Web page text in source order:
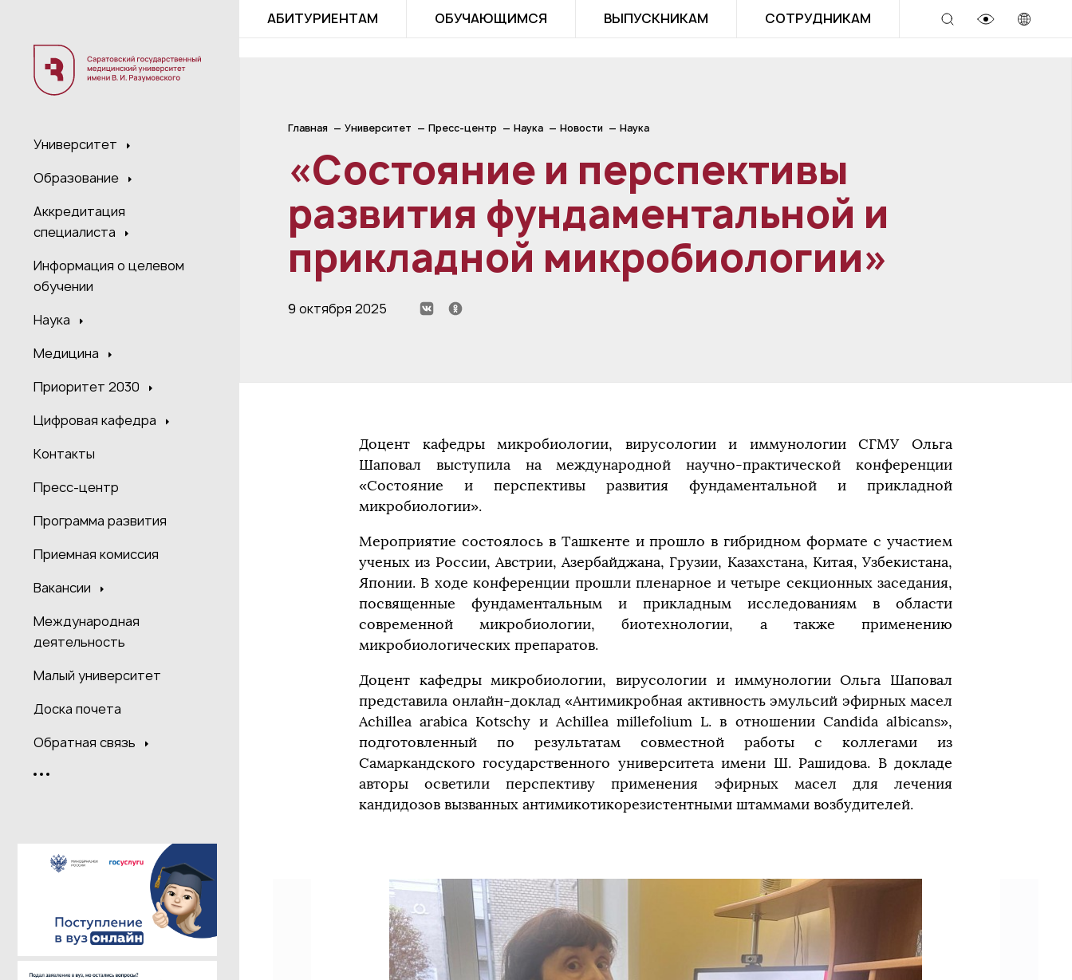
Университет
Образование
Аккредитация
специалиста
Информация о целевом
обучении
Наука
Медицина
Приоритет 2030
Цифровая кафедра
Контакты
Пресс-центр
Программа развития
Приемная комиссия
Вакансии
Международная
деятельность
Малый университет
Доска почета
Обратная связь
АБИТУРИЕНТАМ ОБУЧАЮЩИМСЯ ВЫПУСКНИКАМ СОТРУДНИКАМ
Главная Университет Пресс-центр Наука Новости Наука
«Состояние и перспективы
развития фундаментальной и
прикладной микробиологии»
9 октября 2025
Доцент кафедры микробиологии, вирусологии и иммунологии СГМУ Ольга
Шаповал выступила на международной научно-практической конференции
«Состояние и перспективы развития фундаментальной и прикладной
микробиологии».
Мероприятие состоялось в Ташкенте и прошло в гибридном формате с участием
ученых из России, Австрии, Азербайджана, Грузии, Казахстана, Китая, Узбекистана,
Японии. В ходе конференции прошли пленарное и четыре секционных заседания,
посвященные фундаментальным и прикладным исследованиям в области
современной микробиологии, биотехнологии, а также применению
микробиологических препаратов.
Доцент кафедры микробиологии, вирусологии и иммунологии Ольга Шаповал
представила онлайн-доклад «Антимикробная активность эмульсий эфирных масел
Achillea arabica Kotschy и Achillea millefolium L. в отношении Candida albicans»,
подготовленный по результатам совместной работы с коллегами из
Самаркандского государственного университета имени Ш. Рашидова. В докладе
авторы осветили перспективу применения эфирных масел для лечения
кандидозов вызванных антимикотикорезистентными штаммами возбудителей.